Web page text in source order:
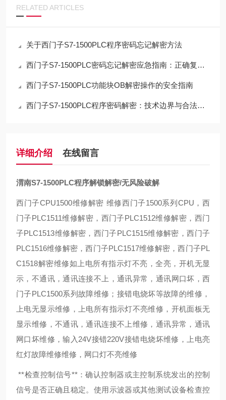
RELATED ARTICLES
关于西门子S7-1500PLC程序密码忘记解密方法
西门子S7-1500PLC密码忘记解密应急指南：正确复位流程与数据取舍
西门子S7-1500PLC功能块OB解密操作的安全指南
西门子S7-1500PLC程序密码解密：技术边界与合法路径的深度解析
详细介绍 在线留言
渭南S7-1500PLC程序解锁解密/无风险破解
西门子CPU1500维修解密 维修西门子1500系列CPU，西
门子PLC1511维修解密，西门子PLC1512维修解密，西门
子PLC1513维修解密，西门子PLC1515维修解密，西门子
PLC1516维修解密，西门子PLC1517维修解密，西门子PL
C1518解密维修如上电所有指示灯不亮，全亮，开机无显
示，不通讯，通讯连接不上，通讯异常，通讯网口坏，西
门子PLC1500系列故障维修；接错电烧坏等故障的维修，
上电无显示维修，上电所有指示灯不亮维修，开机面板无
显示维修，不通讯，通讯连接不上维修，通讯异常，通讯
网口坏维修，输入24V接错220V接错电烧坏维修，上电亮
红灯故障维修维修，网口灯不亮维修
**检查控制信号**：确认控制器或主控制系统发出的控制
信号是否正确且稳定。使用示波器或其他测试设备检查控